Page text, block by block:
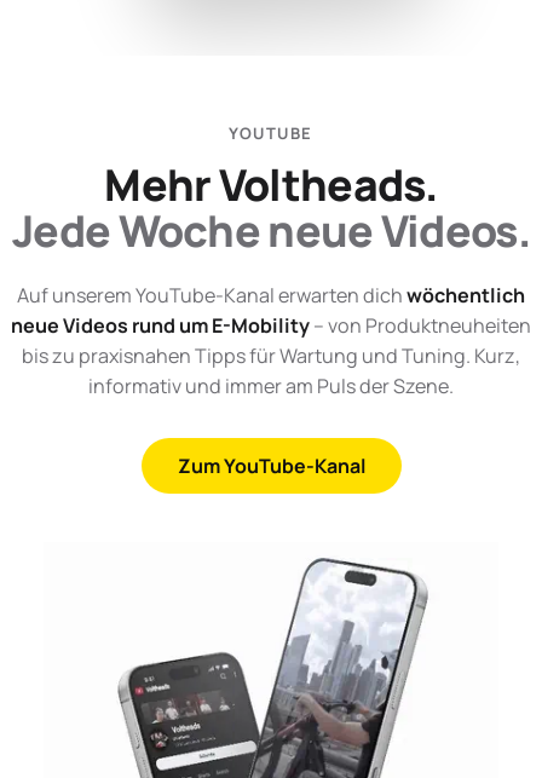
YOUTUBE
Mehr Voltheads.
Jede Woche neue Videos.
Auf unserem YouTube-Kanal erwarten dichwöchentlich
neue Videos rund um E-Mobility– von Produktneuheiten
bis zu praxisnahen Tipps für Wartung und Tuning. Kurz,
informativ und immer am Puls der Szene.
Zum YouTube-Kanal